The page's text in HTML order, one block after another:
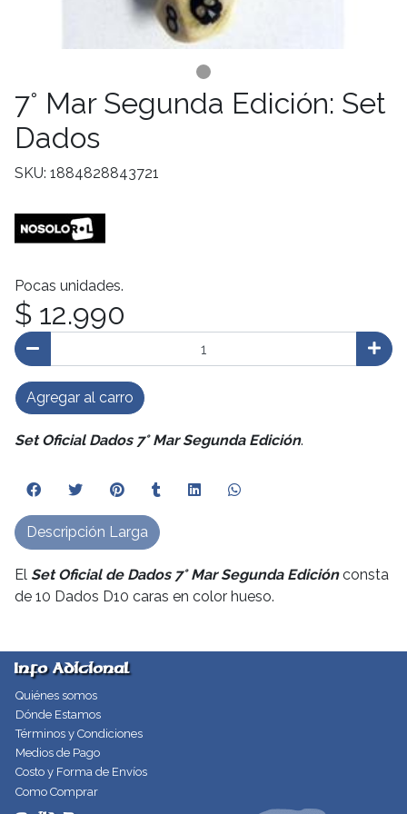
7° Mar Segunda Edición: Set
Dados
SKU: 1884828843721
Pocas unidades.
$ 12.990
Agregar al carro
Set Oficial Dados 7° Mar Segunda Edición.
El Set Oficial de Dados 7° Mar Segunda Ediciónconsta
de 10 Dados D10 caras en color hueso.
Descripción Larga
Info Adicional
Quiénes somos
Dónde Estamos
Términos y Condiciones
Medios de Pago
Costo y Forma de Envíos
Como Comprar